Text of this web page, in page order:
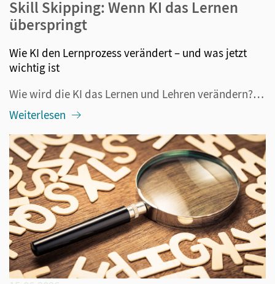
Skill Skipping: Wenn KI das Lernen
überspringt
Wie KI den Lernprozess verändert – und was jetzt
wichtig ist
Wie wird die KI das Lernen und Lehren verändern? Diese Frage beschäftigt alle im Bildungsbereich Tätigen seit mehr als drei Jahren, nämlich seitdem ChatGPT veröffentlicht wurde. Längst ist klar: Die generative KI ist nicht mehr aus dem Alltag – also auch nicht aus der Schule – wegzudenken. Darüber h...
Weiterlesen